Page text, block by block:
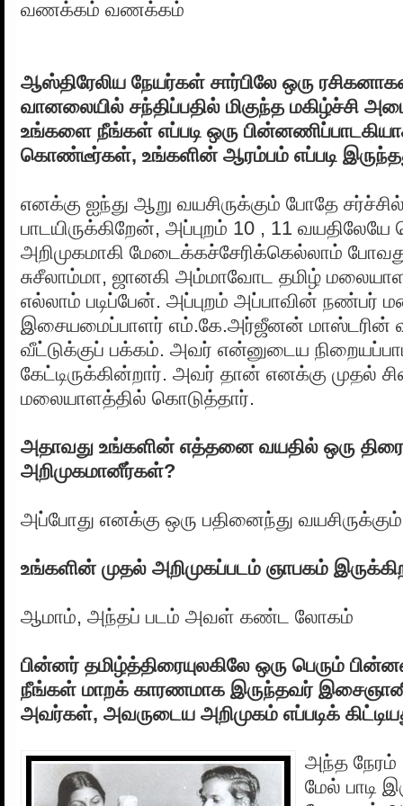
வணக்கம் வணக்கம்
ஆஸ்திரேலிய நேயர்கள் சார்பிலே ஒரு
வானலையில் சந்திப்பதில் மிகுந்த மகிழ்ச்சி
உங்களை நீங்கள் எப்படி ஒரு
கொண்டீர்கள், உங்களின் ஆரம்பம் எப்படி
எனக்கு ஐந்து ஆறு வயசிருக்கும் போதே
பாடயிருக்கிறேன், அப்புறம் 10 , 11 வயதிலேயே
அறிமுகமாகி மேடைக்கச்சேரிக்கெல்லாம்
சுசீலாம்மா, ஜானகி அம்மாவோட தமிழ்
எல்லாம் படிப்பேன். அப்புறம் அப்பாவின் நண்பர்
இசையமைப்பாளர் எம்.கே.அர்ஜீனன் மாஸ்டரின்
வீட்டுக்குப் பக்கம். அவர் என்னுடைய
கேட்டிருக்கின்றார். அவர் தான் எனக்கு முதல்
மலையாளத்தில் கொடுத்தார்.
அதாவது உங்களின் எத்தனை வயதில் ஒரு
அறிமுகமானீர்கள்?
அப்போது எனக்கு ஒரு பதினைந்து
உங்களின் முதல் அறிமுகப்படம் ஞாபகம்
ஆமாம், அந்தப் படம் அவள் கண்ட லோகம்
பின்னர் தமிழ்த்திரையுலகிலே ஒரு பெரும்
நீங்கள் மாறக் காரணமாக இருந்தவர்
அவர்கள், அவருடைய அறிமுகம் எப்படிக்
அந்த நேரம்
மேல் பாடி